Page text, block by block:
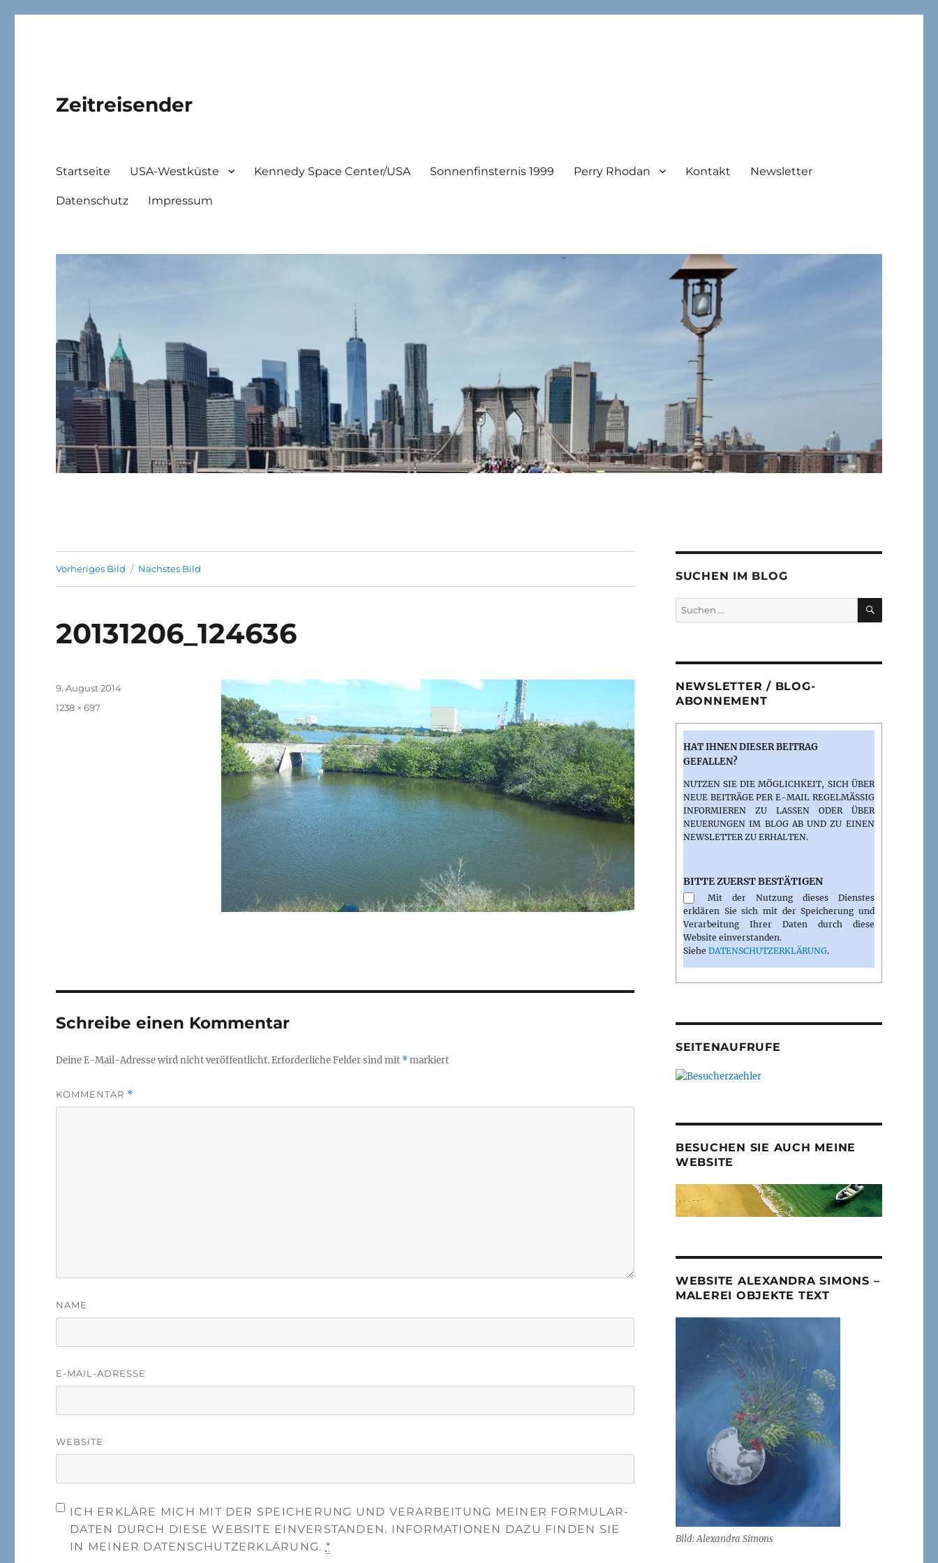
Zeitreisender
Startseite USA-Westküste Kennedy Space Center/USA Sonnenfinsternis 1999 Perry Rhodan Kontakt Newsletter
Datenschutz Impressum
Vorheriges Bild Nächstes Bild
20131206_124636
Veröffentlicht
9. August 2014
Originalgröße
1238 × 697
Schreibe einen Kommentar
Deine E-Mail-Adresse wird nicht veröffentlicht.Erforderliche Felder sind mit *markiert
KOMMENTAR *
NAME
E-MAIL-ADRESSE
WEBSITE
ICH ERKLÄRE MICH MIT DER SPEICHERUNG UND VERARBEITUNG MEINER FORMULAR-
DATEN DURCH DIESE WEBSITE EINVERSTANDEN. INFORMATIONEN DAZU FINDEN SIE
IN MEINER DATENSCHUTZERKLÄRUNG. *
SUCHEN IM BLOG
Suchen
nach:
SUCHEN
NEWSLETTER / BLOG-
ABONNEMENT
HAT IHNEN DIESER BEITRAG
GEFALLEN?
NUTZEN SIE DIE MÖGLICHKEIT, SICH ÜBER
NEUE BEITRÄGE PER E-MAIL REGELMÄSSIG I
NFORMIEREN ZU LASSEN ODER ÜBER N
EUERUNGEN IM BLOG AB UND ZU EINEN N
EWSLETTER ZU ERHALTEN.
BITTE ZUERST BESTÄTIGEN
Mit der Nutzung dieses Dienstes
erklären Sie sich mit der Speicherung und
Verarbeitung Ihrer Daten durch diese
Website einverstanden.
Siehe DATENSCHUTZERKLÄRUNG.
SEITENAUFRUFE
BESUCHEN SIE AUCH MEINE
WEBSITE
WEBSITE ALEXANDRA SIMONS –
MALEREI OBJEKTE TEXT
Bild: Alexandra Simons